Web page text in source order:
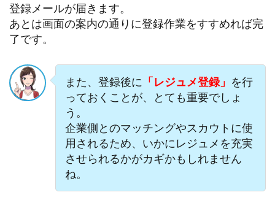
登録メールが届きます。
あとは画面の案内の通りに登録作業をすすめれば完
了です。
また、登録後に 「レジュメ登録」 を行
っておくことが、とても重要でしょ
う。
企業側とのマッチングやスカウトに使
用されるため、いかにレジュメを充実
させられるかがカギかもしれません
ね。